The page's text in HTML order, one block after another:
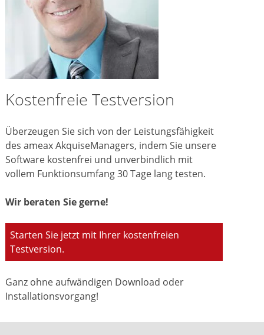
Kostenfreie Testversion
Überzeugen Sie sich von der Leistungsfähigkeit
des ameax AkquiseManagers, indem Sie unsere
Software kostenfrei und unverbindlich mit
vollem Funktionsumfang 30 Tage lang testen.
Wir beraten Sie gerne!
Starten Sie jetzt mit Ihrer kostenfreien
Testversion.
Ganz ohne aufwändigen Download oder
Installationsvorgang!